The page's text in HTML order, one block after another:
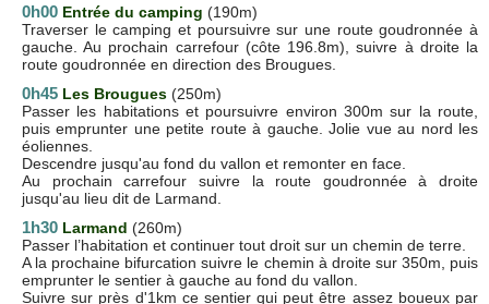
0h00 Entrée du camping (190m)
Traverser le camping et poursuivre sur une route goudronnée à
gauche. Au prochain carrefour (côte 196.8m), suivre à droite la
route goudronnée en direction des Brougues.
0h45 Les Brougues (250m)
Passer les habitations et poursuivre environ 300m sur la route,
puis emprunter une petite route à gauche. Jolie vue au nord les
éoliennes.
Descendre jusqu'au fond du vallon et remonter en face.
Au prochain carrefour suivre la route goudronnée à droite
jusqu'au lieu dit de Larmand.
1h30 Larmand (260m)
Passer l’habitation et continuer tout droit sur un chemin de terre.
A la prochaine bifurcation suivre le chemin à droite sur 350m, puis
emprunter le sentier à gauche au fond du vallon.
Suivre sur près d'1km ce sentier qui peut être assez boueux par